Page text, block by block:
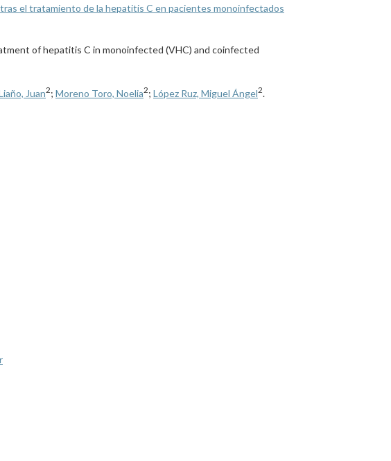
el tratamiento de la hepatitis C en pacientes monoinfectados
of hepatitis C in monoinfected (VHC) and coinfected
Juan2; Moreno Toro, Noelia2; López Ruz, Miguel Ángel2.